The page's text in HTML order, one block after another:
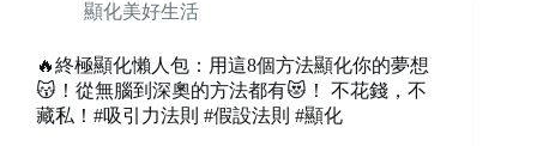
顯化美好生活
🔥終極顯化懶人包：用這8個方法顯化你的夢想
😽！從無腦到深奧的方法都有😻！ 不花錢，不
藏私！#吸引力法則 #假設法則 #顯化